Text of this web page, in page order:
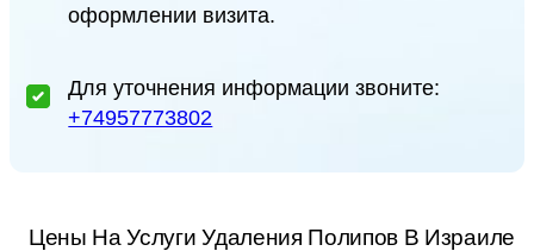
оформлении визита.
Для уточнения информации звоните:
+74957773802
Цены На Услуги Удаления Полипов В Израиле